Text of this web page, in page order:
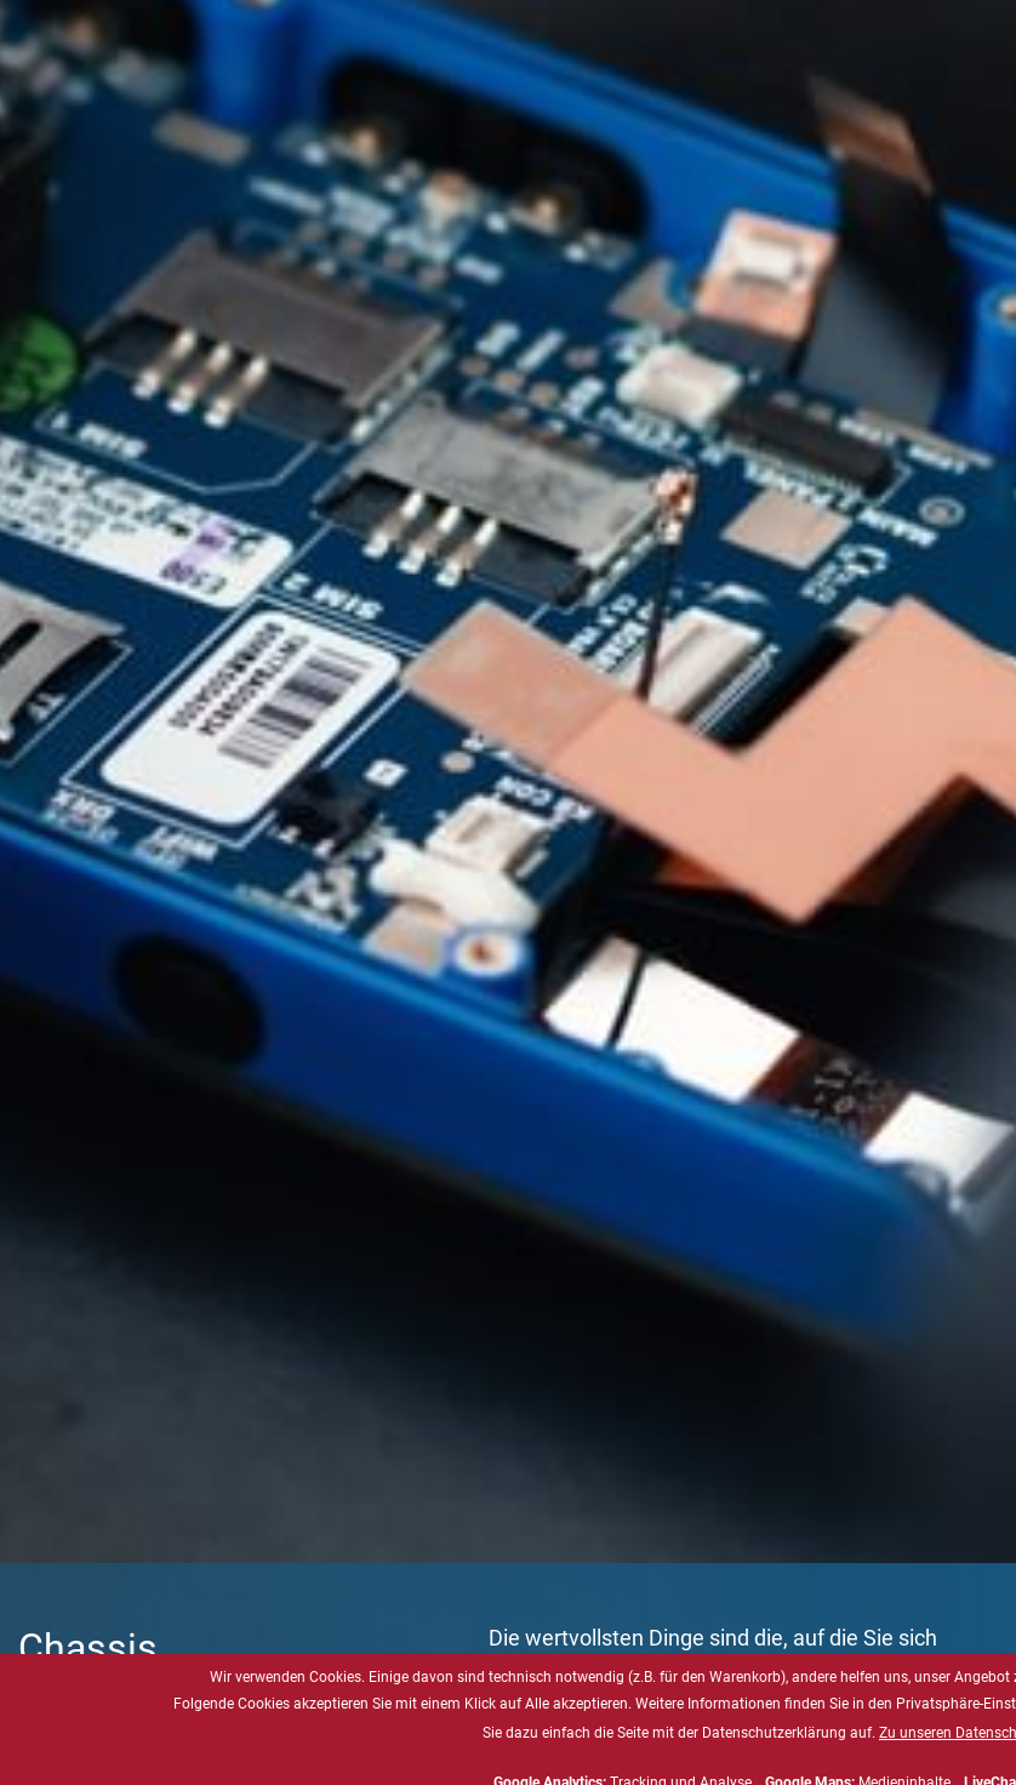
Chassis
Edelstahl
Die wertvollsten Dinge sind die, auf die Sie sich
absolut verlassen können. Ausfallzeiten wollen und
dürfen Sie sich nicht leisten. Sie erwarten, dass alles
perfekt läuft. Das wissen wir.
Wir verwenden Cookies. Einige davon sind technisch notwendig (z.B. für den Warenkorb), andere helfen uns, unser
Folgende Cookies akzeptieren Sie mit einem Klick auf Alle akzeptieren. Weitere Informationen finden Sie in den Privatsphäre-
Sie dazu einfach die Seite mit der Datenschutzerklärung auf. Zu unseren